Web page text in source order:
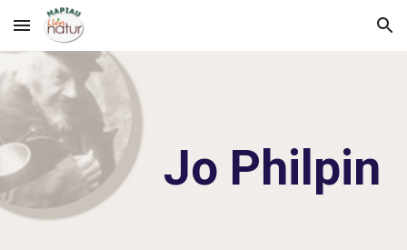
Skip to main content Skip to navigation
Jo Philpin